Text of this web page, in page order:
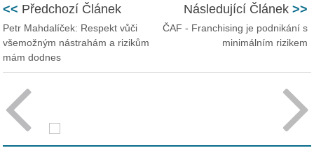
<< Předchozí Článek
Petr Mahdalíček: Respekt vůči
všemožným nástrahám a rizikům
mám dodnes
Následující Článek >>
ČAF - Franchising je podnikání s
minimálním rizikem
 